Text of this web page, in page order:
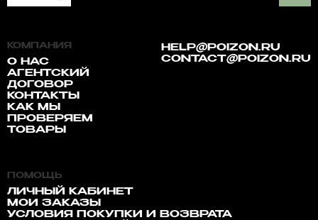
КОМПАНИЯ
О НАС
АГЕНТСКИЙ
ДОГОВОР
КОНТАКТЫ
КАК МЫ
ПРОВЕРЯЕМ
ТОВАРЫ
HELP@POIZON.RU
CONTACT@POIZON.RU
ПОМОЩЬ
ЛИЧНЫЙ КАБИНЕТ
МОИ ЗАКАЗЫ
УСЛОВИЯ ПОКУПКИ И ВОЗВРАТА